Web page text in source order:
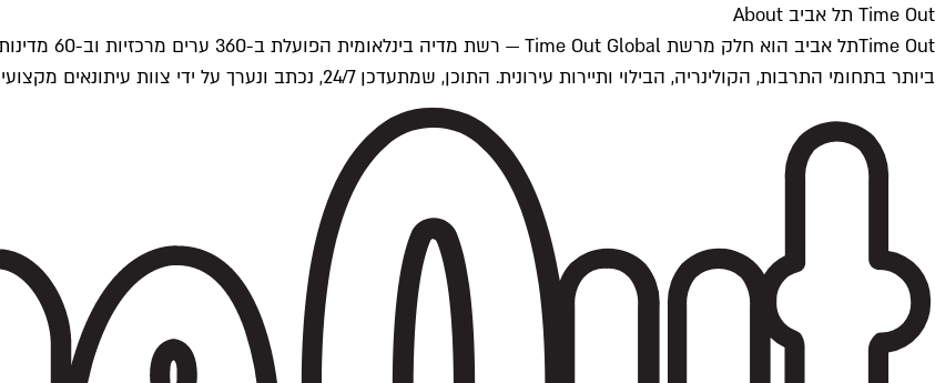
Time Out תל אביב About
ביותר בתחומי התרבות, הקולינריה, הבילוי ותיירות עירונית. התוכן, שמתעדכן 24/7, נכתב ונערך על ידי צוות עיתונאים מקצועי מקומי בישראל, בהתאם לסטנדרטים של Time Out העולמית.